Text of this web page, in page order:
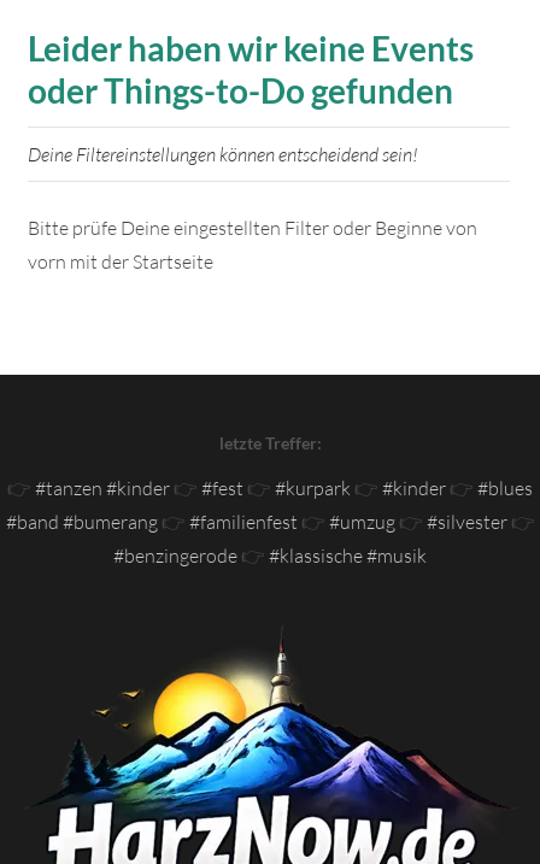
Leider haben wir keine Events
oder Things-to-Do gefunden
Deine Filtereinstellungen können entscheidend sein!
Bitte prüfe Deine eingestellten Filter oder Beginne von
vorn mit der Startseite
letzte Treffer:
👉 #tanzen #kinder 👉 #fest 👉 #kurpark 👉 #kinder 👉 #blues
#band #bumerang👉 #familienfest 👉 #umzug👉 #silvester👉
#benzingerode 👉 #klassische #musik